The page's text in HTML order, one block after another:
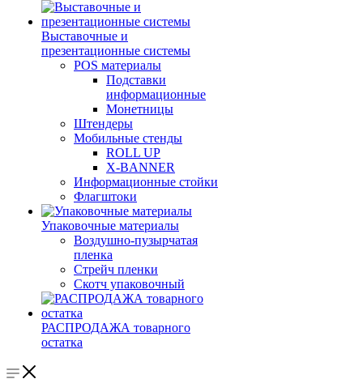
Выставочные и
презентационные системы
POS материалы
Подставки
информационные
Монетницы
Штендеры
Мобильные стенды
ROLL UP
X-BANNER
Информационные стойки
Флагштоки
Упаковочные материалы
Воздушно-пузырчатая
пленка
Стрейч пленки
Скотч упаковочный
РАСПРОДАЖА товарного
остатка